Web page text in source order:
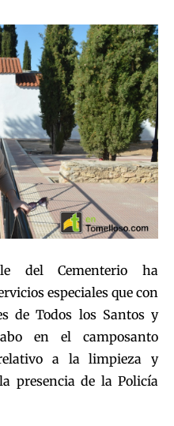
del Cementerio ha
especiales que con
de Todos los Santos y
en el camposanto
a la limpieza y
presencia de la Policía